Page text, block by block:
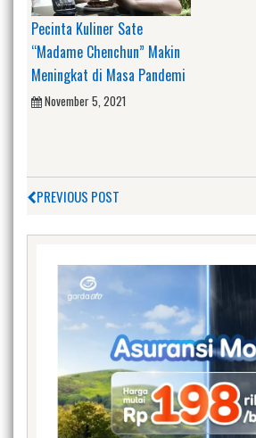
Pecinta Kuliner Sate
“Madame Chenchun” Makin
Meningkat di Masa Pandemi
November 5, 2021
PREVIOUS POST